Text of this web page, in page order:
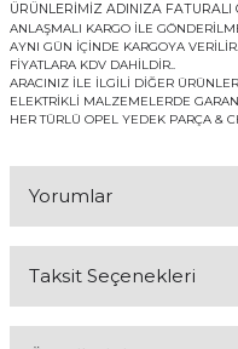
ÜRÜNLERİMİZ ADINIZA FATURALI
ANLAŞMALI KARGO İLE
AYNI GÜN İÇİNDE KARGOYA
FİYATLARA KDV
ARACINIZ İLE İLGİLİ DİĞER
ELEKTRİKLİ MALZEMELERDE
HER TÜRLÜ OPEL YEDEK PARÇA &
Yorumlar
Taksit Seçenekleri